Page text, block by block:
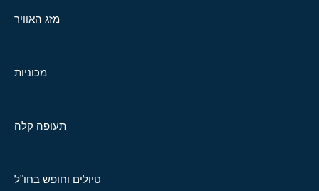
מזג האוויר
מכוניות
תעופה קלה
טיולים וחופש בחו"ל